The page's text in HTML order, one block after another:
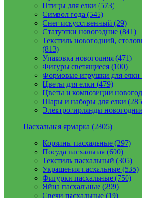
Птицы для елки (573)
Символ года (545)
Снег искусственный (29)
Статуэтки новогодние (841)
Текстиль новогодний,
(813)
Упаковка новогодняя (471)
Фигуры светящиеся (100)
Формовые игрушки для елки
Цветы для елки (479)
Цветы и композиции
Шары и наборы для елки
Электрогирлянды
Пасхальная ярмарка (2805)
Корзины пасхальные (297)
Посуда пасхальная (600)
Текстиль пасхальный (305)
Украшения пасхальные (535)
Фигурки пасхальные (750)
Яйца пасхальные (299)
Свечи пасхальные (19)